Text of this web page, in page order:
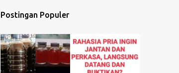
Postingan Populer